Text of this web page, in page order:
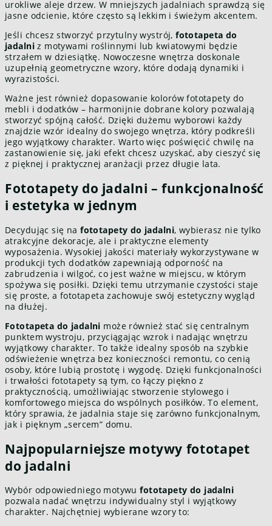
urokliwe aleje drzew. W mniejszych jadalniach sprawdzą się
jasne odcienie, które często są lekkim i świeżym akcentem.
Jeśli chcesz stworzyć przytulny wystrój,fototapeta do
jadalniz motywami roślinnymi lub kwiatowymi będzie
strzałem w dziesiątkę. Nowoczesne wnętrza doskonale
uzupełnią geometryczne wzory, które dodają dynamiki i
wyrazistości.
Ważne jest również dopasowanie kolorów fototapety do
mebli i dodatków – harmonijnie dobrane kolory pozwalają
stworzyć spójną całość. Dzięki dużemu wyborowi każdy
znajdzie wzór idealny do swojego wnętrza, który podkreśli
jego wyjątkowy charakter. Warto więc poświęcić chwilę na
zastanowienie się, jaki efekt chcesz uzyskać, aby cieszyć się
z pięknej i praktycznej aranżacji przez długie lata.
Fototapety do jadalni – funkcjonalność
i estetyka w jednym
Decydując się nafototapety do jadalni, wybierasz nie tylko
atrakcyjne dekoracje, ale i praktyczne elementy
wyposażenia. Wysokiej jakości materiały wykorzystywane w
produkcji tych dodatków zapewniają odporność na
zabrudzenia i wilgoć, co jest ważne w miejscu, w którym
spożywa się posiłki. Dzięki temu utrzymanie czystości staje
się proste, a fototapeta zachowuje swój estetyczny wygląd
na dłużej.
Fototapeta do jadalni może również stać się centralnym
punktem wystroju, przyciągając wzrok i nadając wnętrzu
wyjątkowy charakter. To także idealny sposób na szybkie
odświeżenie wnętrza bez konieczności remontu, co cenią
osoby, które lubią prostotę i wygodę. Dzięki funkcjonalności
i trwałości fototapety są tym, co łączy piękno z
praktycznością, umożliwiając stworzenie stylowego i
komfortowego miejsca do wspólnych posiłków. To element,
który sprawia, że jadalnia staje się zarówno funkcjonalnym,
jak i pięknym „sercem” domu.
Najpopularniejsze motywy fototapet
do jadalni
Wybór odpowiedniego motywufototapety do jadalni
pozwala nadać wnętrzu indywidualny styl i wyjątkowy
charakter. Najchętniej wybierane wzory to: